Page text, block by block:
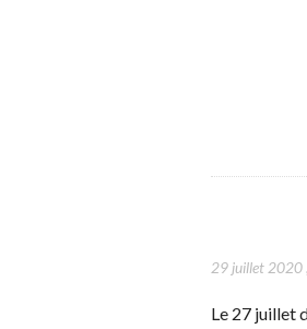
29 juillet 2020,
Le 27 juillet